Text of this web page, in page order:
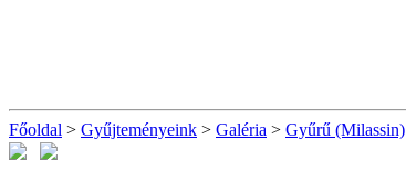
Főoldal > Gyűjteményeink > Galéria > Gyűrű (Milassin)